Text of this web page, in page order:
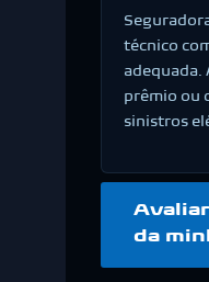
técnico
adequada.
prêmio ou
sinistros
da